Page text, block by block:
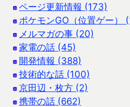
ページ更新情報 (173)
ポケモンGO（位置ゲー）
メルマガの事 (20)
家電の話 (45)
開発情報 (388)
技術的な話 (100)
京田辺・枚方 (2)
携帯の話 (662)